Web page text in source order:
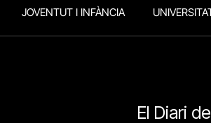
JOVENTUT I INFÀNCIA